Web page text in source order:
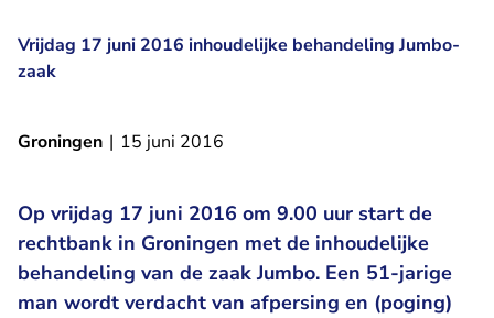
Vrijdag 17 juni 2016 inhoudelijke behandeling Jumbo-
zaak
Groningen | 15 juni 2016
Op vrijdag 17 juni 2016 om 9.00 uur start de
rechtbank in Groningen met de inhoudelijke
behandeling van de zaak Jumbo. Een 51-jarige
man wordt verdacht van afpersing en (poging)